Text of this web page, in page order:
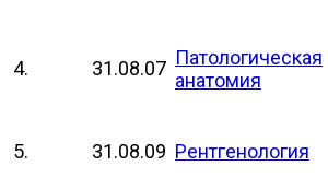
4. 31.08.07 Патологическая
анатомия
5. 31.08.09 Рентгенология